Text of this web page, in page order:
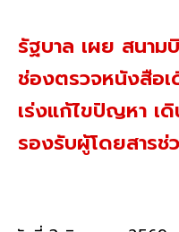
รัฐบาล เผย สนาม
ช่องตรวจหนังสือ
เร่งแก้ไขปัญหา เ
รองรับผู้โดยสารช่